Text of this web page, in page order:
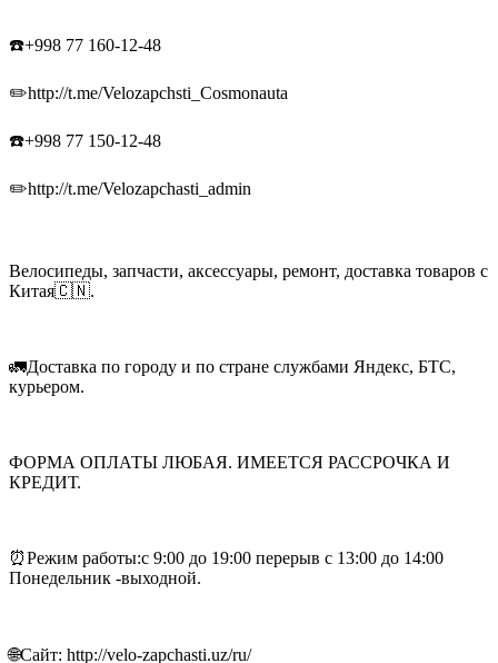
☎️+998 77 160-12-48
✏️http://t.me/Velozapchsti_Cosmonauta
☎️+998 77 150-12-48
✏️http://t.me/Velozapchasti_admin
Велосипеды, запчасти, аксессуары, ремонт, доставка товаров с
Китая🇨🇳.
🚛Доставка по городу и по стране службами Яндекс, БТС,
курьером.
ФОРМА ОПЛАТЫ ЛЮБАЯ. ИМЕЕТСЯ РАССРОЧКА И
КРЕДИТ.
⏰Режим работы:с 9:00 до 19:00 перерыв с 13:00 до 14:00
Понедельник -выходной.
🌐Сайт: http://velo-zapchasti.uz/ru/